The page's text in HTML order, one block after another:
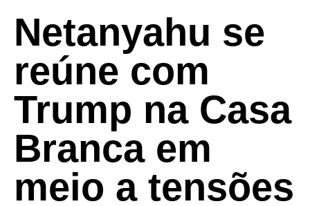
Netanyahu se
reúne com
Trump na Casa
Branca em
meio a tensões